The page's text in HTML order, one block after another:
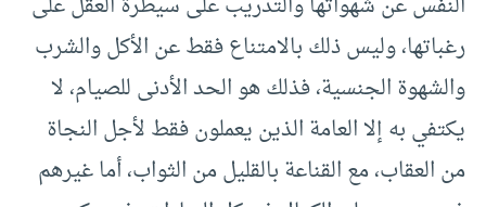
رغباتها، وليس ذلك بالامتناع فقط عن الأكل والشرب
والشهوة الجنسية، فذلك هو الحد الأدنى للصيام، لا
يكتفي به إلا العامة الذين يعملون فقط لأجل النجاة
من العقاب، مع القناعة بالقليل من الثواب، أما غيرهم